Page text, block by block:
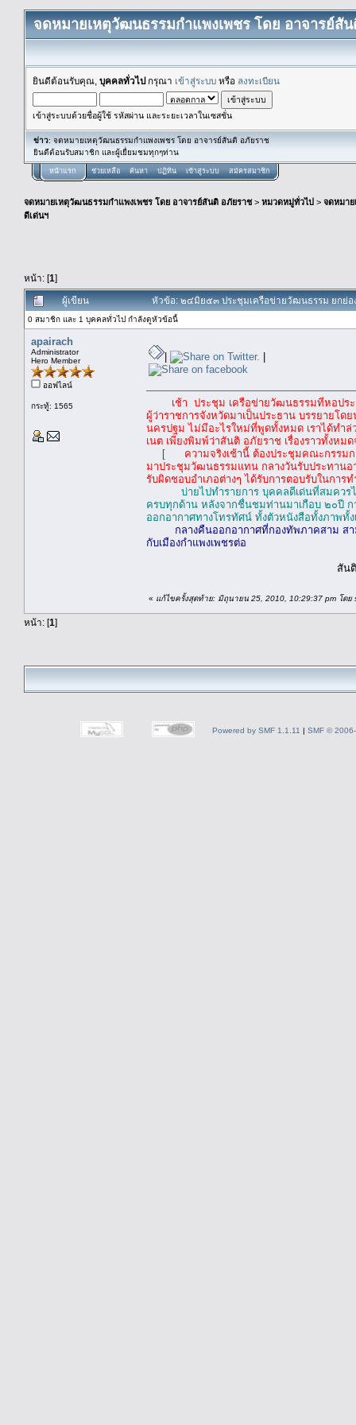
จดหมายเหตุวัฒนธรรมกำแพงเพชร โดย อาจารย์สั
ยินดีต้อนรับคุณ, บุคคลทั่วไปกรุณา เข้าสู่ระบบ หรือ ลงทะเบียน
เข้าสู่ระบบด้วยชื่อผู้ใช้ รหัสผ่าน และระยะเวลาในเซสชั่น
ข่าว: จดหมายเหตุวัฒนธรรมกำแพงเพชร โดย อาจารย์สันติ อภัยราช
ยินดีต้อนรับสมาชิก และผู้เยื่ยมชมทุกๆท่าน
หน้าแรก ช่วยเหลือ ค้นหา ปฏิทิน เข้าสู่ระบบ สมัครสมาชิก
จดหมายเหตุวัฒนธรรมกำแพงเพชร โดย อาจารย์สันติ อภัยราช> หมวดหมู่ทั่วไป > จดหมา
ดีเด่นฯ
หน้า: [1]
ผู้เขียน หัวข้อ: ๒๔มิย๕๓ ประชุมเครือข่ายวัฒนธรรม ยกย่อ
0 สมาชิก และ 1 บุคคลทั่วไป กำลังดูหัวข้อนี้
apairach
Administrator
Hero Member
ออฟไลน์
กระทู้: 1565
| |
เช้า ประชุม เครือข่ายวัฒนธรรมที่หอปร
ผู้ว่าราชการจังหวัดมาเป็นประธาน บรรยายโ
นครปฐม ไม่มีอะไรใหม่ที่พูดทั้งหมด เราได้ทำ
เนต เพียงพิมพ์ว่าสันติ อภัยราช เรื่องราวทั้งหม
[
ความจริงเช้านี้ ต้องประชุมคณะกรรม
มาประชุมวัฒนธรรมแทน กลางวันรับประทานอ
รับผิดชอบอำเภอต่างๆ ได้รับการตอบรับในการ
บ่ายไปทำรายการ บุคคลดีเด่นที่สมควร
ครบทุกด้าน หลังจากชื่นชมท่านมาเกือบ ๒๐ปี ก
ออกอากาศทางโทรทัศน์ ทั้งตัวหนังสือทั้งภาพทั้
กลางคืนออกอากาศที่กองทัพภาคสาม ส
กับเมืองกำแพงเพชรต่อ
สันติ อภัยร
« แก้ไขครั้งสุดท้าย: มิถุนายน 25, 2010, 10:29:37 pm โดย
หน้า: [1]
Powered by SMF 1.1.11 | SMF ©